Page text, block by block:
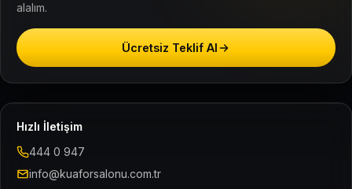
alalım.
Ücretsiz Teklif Al
Hızlı İletişim
444 0 947
info@kuaforsalonu.com.tr